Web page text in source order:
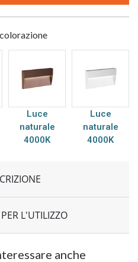
Luce
naturale
4000K
Luce
naturale
4000K
L'UTILIZZO
anche